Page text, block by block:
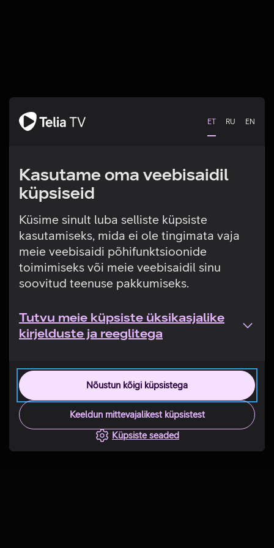
ET RU EN
Kasutame oma veebisaidil
küpsiseid
Küsime sinult luba selliste küpsiste
kasutamiseks, mida ei ole tingimata vaja
meie veebisaidi põhifunktsioonide
toimimiseks või meie veebisaidil sinu
soovitud teenuse pakkumiseks.
Tutvu meie küpsiste üksikasjalike
kirjelduste ja reeglitega
Nõustun kõigi küpsistega
Keeldun mittevajalikest küpsistest
Küpsiste seaded
Tehniline viga